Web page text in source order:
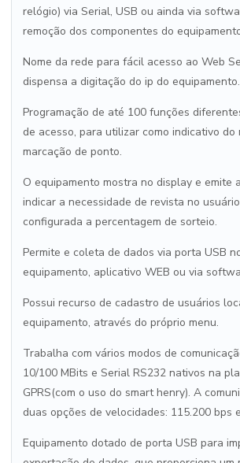
relógio) via Serial, USB ou ainda via
remoção dos componentes do
Nome da rede para fácil acesso ao Web
dispensa a digitação do ip do equipamento.
Programação de até 100 funções
de acesso, para utilizar como indicativo do
marcação de ponto.
O equipamento mostra no display e emite
indicar a necessidade de revista no
configurada a percentagem de sorteio.
Permite e coleta de dados via porta USB
equipamento, aplicativo WEB ou via
Possui recurso de cadastro de usuários
equipamento, através do próprio menu.
Trabalha com vários modos de
10/100 MBits e Serial RS232 nativos na
GPRS(com o uso do smart henry). A
duas opções de velocidades: 115.200 bps
Equipamento dotado de porta USB para